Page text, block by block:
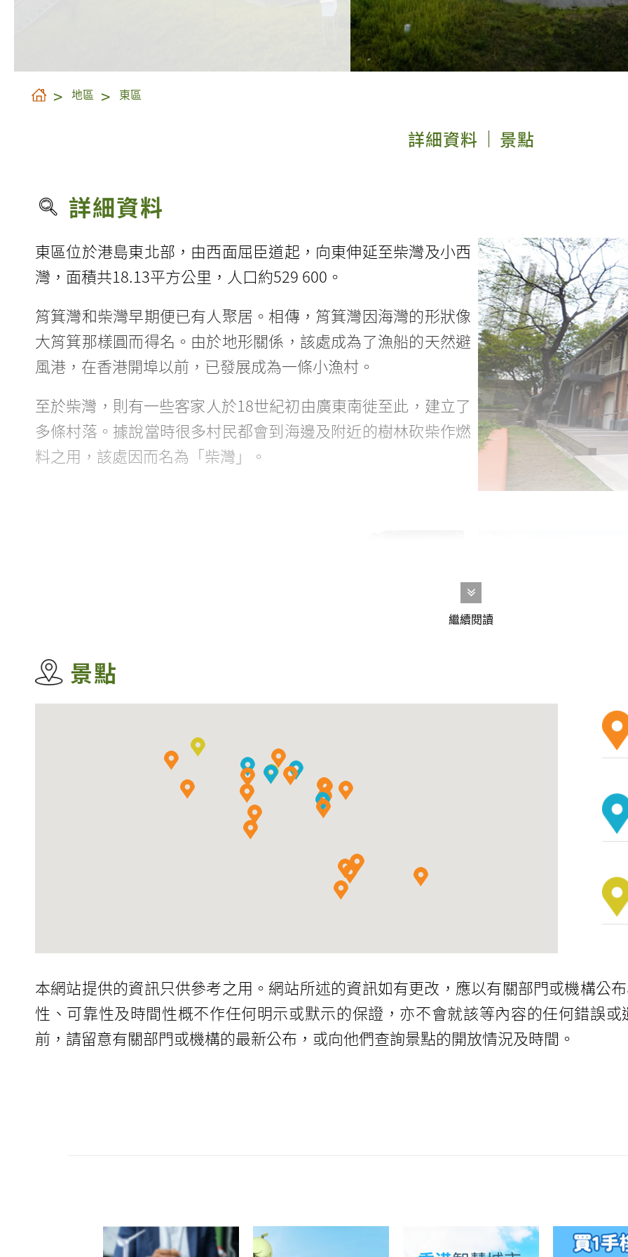
地區 東區
詳細資料 景點
詳細資料
東區位於港島東北部，由西面屈臣道起，向東伸延至柴灣及小西
灣，面積共18.13平方公里，人口約529 600 。
筲箕灣和柴灣早期便已有人聚居。相傳，筲箕灣因海灣的形狀像
大筲箕那樣圓而得名。由於地形關係，該處成為了漁船的天然避
風港，在香港開埠以前，已發展成為一條小漁村。
至於柴灣，則有一些客家人於18世紀初由廣東南徙至此，建立了
多條村落。據說當時很多村民都會到海邊及附近的樹林砍柴作燃
料之用，該處因而名為「柴灣」。
筲箕灣譚公廟
接近19世紀末時，鰂魚涌逐漸發展成為香港主要工業中心之一。太古船塢和太古糖廠
東區現已演變成為繁華的住宅及商業區，區內康樂設施完善，著名景點有
、香
繼續閱讀
景點
本網站提供的資訊只供參考之用。網站所述的資訊如有更改，應以有關部門或機構公
性、可靠性及時間性概不作任何明示或默示的保證，亦不會就該等內容的任何錯誤
前，請留意有關部門或機構的最新公布，或向他們查詢景點的開放情況及時間。